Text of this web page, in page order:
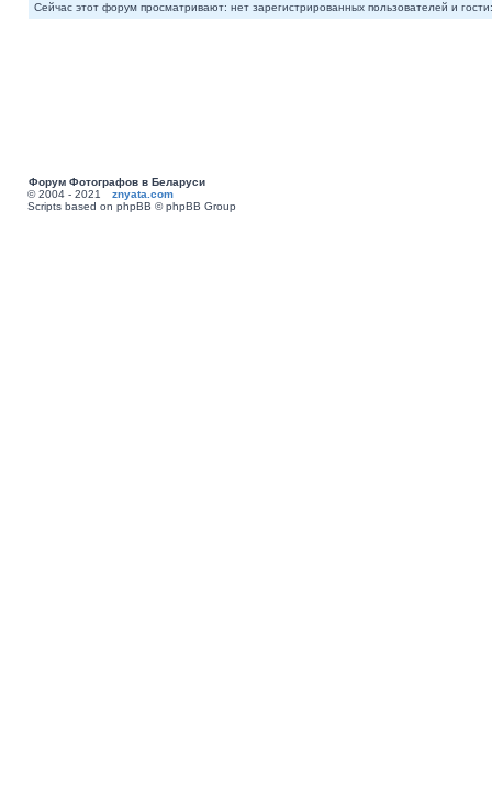
Сейчас этот форум просматривают: нет зарегистрированных пользователей и
Форум Фотографов в Беларуси
© 2004 - 2021 znyata.com
Scripts based on phpBB © phpBB Group